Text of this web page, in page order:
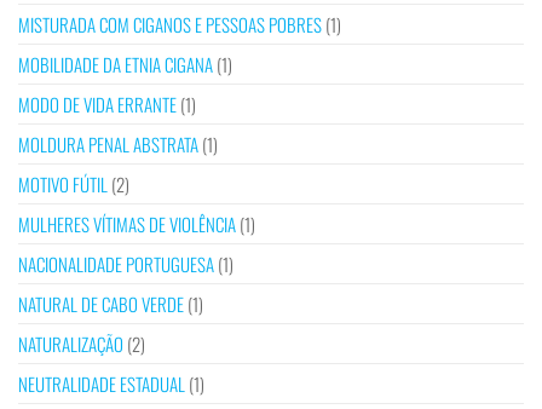
MISTURADA COM CIGANOS E PESSOAS POBRES(1)
MOBILIDADE DA ETNIA CIGANA(1)
MODO DE VIDA ERRANTE(1)
MOLDURA PENAL ABSTRATA(1)
MOTIVO FÚTIL (2)
MULHERES VÍTIMAS DE VIOLÊNCIA(1)
NACIONALIDADE PORTUGUESA(1)
NATURAL DE CABO VERDE(1)
NATURALIZAÇÃO (2)
NEUTRALIDADE ESTADUAL (1)